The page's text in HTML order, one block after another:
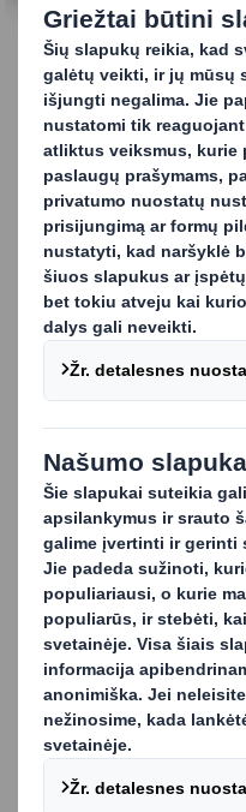
Buferiai ir
gaminius
sugadinimo siunčiant,
pat svarbu, kaip ir
Todėl mes kuriame,
pramoninio paminkšto ir
sprendimus,
pasižyminčių
Mūsų sprendimai
Įdėklai ir skirtukai
Paminkštas – minkšta
naudojama užpildyti,
patogiai supakuoti